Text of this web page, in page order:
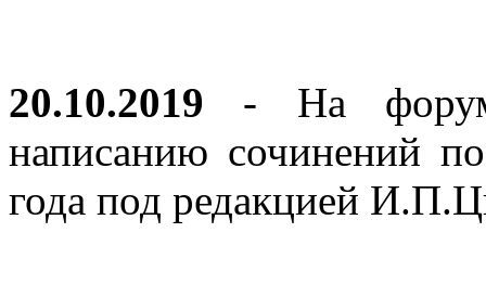
20.10.2019 - На
написанию сочинений
года под редакцией